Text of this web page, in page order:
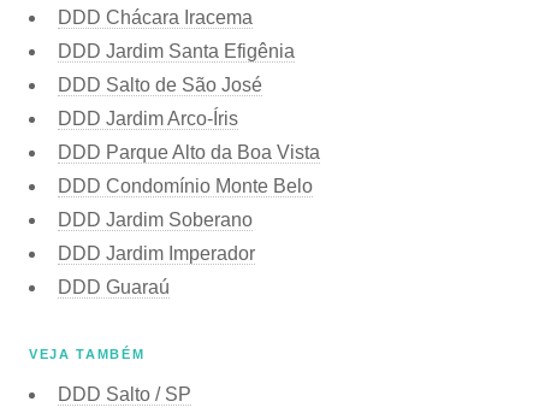
DDD Chácara Iracema
DDD Jardim Santa Efigênia
DDD Salto de São José
DDD Jardim Arco-Íris
DDD Parque Alto da Boa Vista
DDD Condomínio Monte Belo
DDD Jardim Soberano
DDD Jardim Imperador
DDD Guaraú
VEJA TAMBÉM
DDD Salto / SP